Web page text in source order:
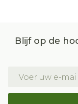
Blijf op de